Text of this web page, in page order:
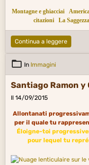
Montagne e ghiacciai
citazioni
La
Continua a leggere
In Immagini
Santiago Ramon y
Il 14/09/2015
Allontanati
per il quale tu
Éloigne-toi
pour lequel tu